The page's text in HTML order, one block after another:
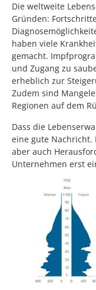
Die weltweite
Gründen:
haben viele
gemacht.
und Zugang zu
erheblich zur
Zudem sind
Regionen auf dem
Dass die
eine gute Nachricht.
aber auch
Unternehmen erst